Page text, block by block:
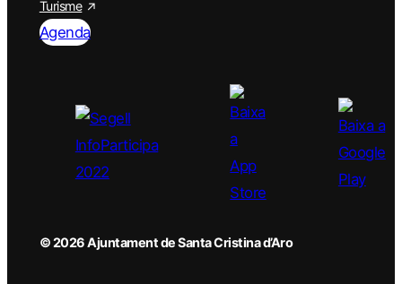
Turisme
Agenda
© 2026 Ajuntament de Santa Cristina d’Aro